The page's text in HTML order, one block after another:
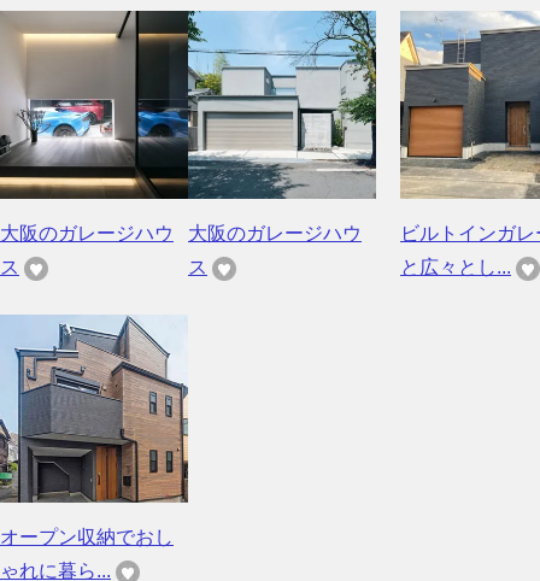
大阪のガレージハウ
ス
大阪のガレージハウ
ス
ビルトインガレ
と広々とし...
オープン収納でおし
ゃれに暮ら...